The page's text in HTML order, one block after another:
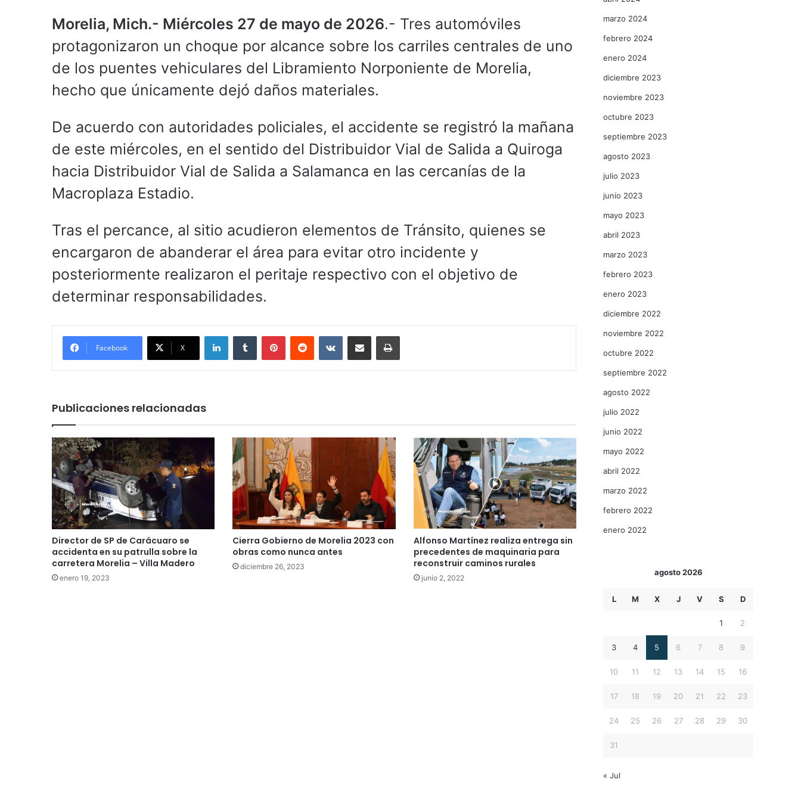
Morelia, Mich.- Miércoles 27 de mayo de 2026.- Tres automóviles
protagonizaron un choque por alcance sobre los carriles centrales de uno
de los puentes vehiculares del Libramiento Norponiente de Morelia,
hecho que únicamente dejó daños materiales.
De acuerdo con autoridades policiales, el accidente se registró la mañana
de este miércoles, en el sentido del Distribuidor Vial de Salida a Quiroga
hacia Distribuidor Vial de Salida a Salamanca en las cercanías de la
Macroplaza Estadio.
Tras el percance, al sitio acudieron elementos de Tránsito, quienes se
encargaron de abanderar el área para evitar otro incidente y
posteriormente realizaron el peritaje respectivo con el objetivo de
determinar responsabilidades.
Facebook X
LinkedInTumblr PinterestReddit VKontakteCompartir por correo electrónicoImprimir
Publicaciones relacionadas
Director de SP de Carácuaro se
accidenta en su patrulla sobre la
carretera Morelia – Villa Madero
enero 19, 2023
Cierra Gobierno de Morelia 2023 con
obras como nunca antes
diciembre 26, 2023
Alfonso Martínez realiza entrega sin
precedentes de maquinaria para
reconstruir caminos rurales
junio 2, 2022
marzo 2024
febrero 2024
enero 2024
diciembre 2023
noviembre 2023
octubre 2023
septiembre 2023
agosto 2023
julio 2023
junio 2023
mayo 2023
abril 2023
marzo 2023
febrero 2023
enero 2023
diciembre 2022
noviembre 2022
octubre 2022
septiembre 2022
agosto 2022
julio 2022
junio 2022
mayo 2022
abril 2022
marzo 2022
febrero 2022
enero 2022
agosto 2026
L M X J V S D
1 2
3 4 5 6 7 8 9
10 11 12 13 14 15 16
17 18 19 20 21 22 23
24 25 26 27 28 29 30
31
« Jul